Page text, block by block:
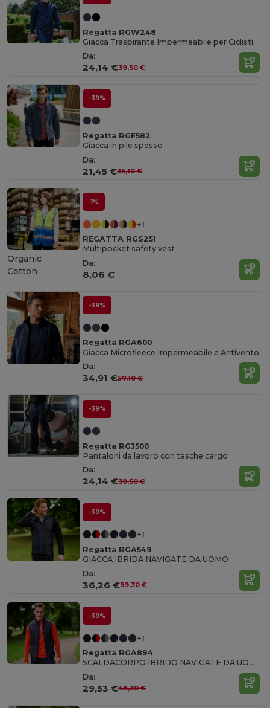
Regatta RGW248
Giacca Traspirante Impermeabile per Ciclisti
Da:
24,14 €39,50 €
-39%
Regatta RGF582
Giacca in pile spesso
Da:
21,45 €35,10 €
-1%
+1
REGATTA RGS251
Multipocket safety vest
Da:
8,06 €
Organic
Cotton
-39%
Regatta RGA600
Giacca Microfleece Impermeabile e Antivento
Da:
34,91 €57,10 €
-39%
Regatta RGJ500
Pantaloni da lavoro con tasche cargo
Da:
24,14 €39,50 €
-39%
+1
Regatta RGA549
GIACCA IBRIDA NAVIGATE DA UOMO
Da:
36,26 €59,30 €
-39%
+1
Regatta RGA894
SCALDACORPO IBRIDO NAVIGATE DA UOMO
Da:
29,53 €48,30 €